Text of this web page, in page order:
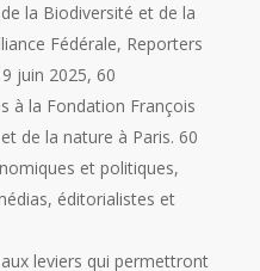
la Biodiversité et de la
Fédérale, Reporters
juin 2025, 60
à la Fondation François
de la nature à Paris. 60
et politiques,
éditorialistes et
leviers qui permettront